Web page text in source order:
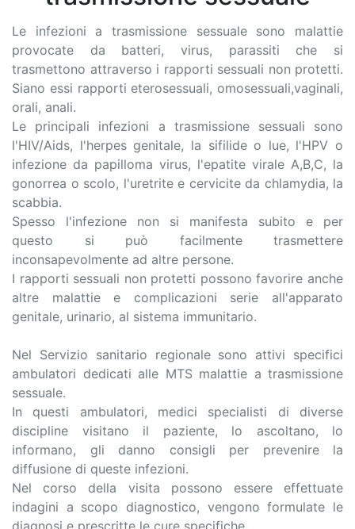
Le infezioni a trasmissione sessuale sono malattie
provocate da batteri, virus, parassiti che si
trasmettono attraverso i rapporti sessuali non protetti.
Siano essi rapporti eterosessuali, omosessuali,vaginali,
orali, anali.
Le principali infezioni a trasmissione sessuali sono
l'HIV/Aids, l'herpes genitale, la sifilide o lue, l'HPV o
infezione da papilloma virus, l'epatite virale A,B,C, la
gonorrea o scolo, l'uretrite e cervicite da chlamydia, la
scabbia.
Spesso l'infezione non si manifesta subito e per
questo si può facilmente trasmettere
inconsapevolmente ad altre persone.
I rapporti sessuali non protetti possono favorire anche
altre malattie e complicazioni serie all'apparato
genitale, urinario, al sistema immunitario.
Nel Servizio sanitario regionale sono attivi specifici
ambulatori dedicati alle MTS malattie a trasmissione
sessuale.
In questi ambulatori, medici specialisti di diverse
discipline visitano il paziente, lo ascoltano, lo
informano, gli danno consigli per prevenire la
diffusione di queste infezioni.
Nel corso della visita possono essere effettuate
indagini a scopo diagnostico, vengono formulate le
diagnosi e prescritte le cure specifiche.